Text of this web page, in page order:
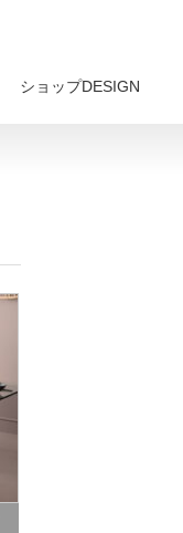
ショップDESIGN